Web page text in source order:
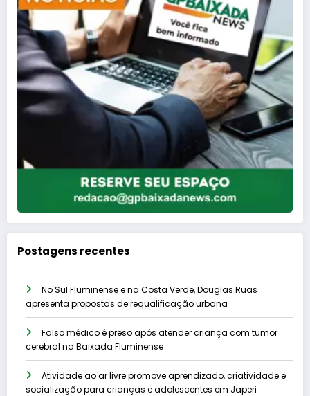
Postagens recentes
No Sul Fluminense e na Costa Verde, Douglas Ruas
apresenta propostas de requalificação urbana
Falso médico é preso após atender criança com tumor
cerebral na Baixada Fluminense
Atividade ao ar livre promove aprendizado, criatividade e
socialização para crianças e adolescentes em Japeri